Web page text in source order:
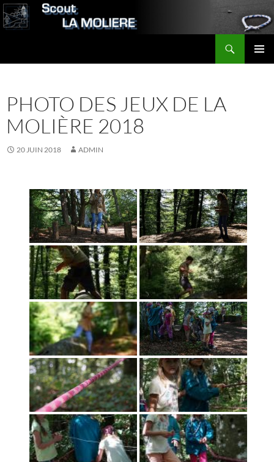
Aller
au
PHOTO DES JEUX DE LA
MOLIÈRE 2018
20 JUIN 2018 ADMIN